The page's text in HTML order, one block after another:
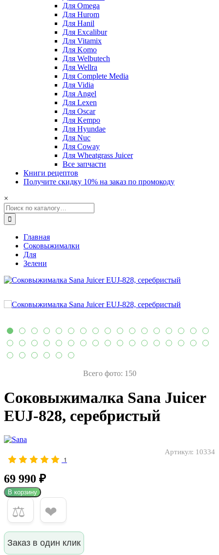
Для Omega
Для Hurom
Для Hanil
Для Excalibur
Для Vitamix
Для Komo
Для Welbutech
Для Wellra
Для Complete Media
Для Vidia
Для Angel
Для Lexen
Для Oscar
Для Kempo
Для Hyundae
Для Nuc
Для Coway
Для Wheatgrass Juicer
Все запчасти
Книги рецептов
Получите скидку 10% на заказ по промокоду
×
Главная
Соковыжималки
Для
Зелени
Всего фото: 150
Соковыжималка Sana Juicer
EUJ-828, серебристый
1
Артикул: 10334
69 990 ₽
В корзину
⚖ ❤
Заказ в один клик